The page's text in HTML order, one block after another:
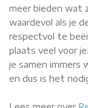
meer bieden wat
waardevol als je
respectvol te
plaats veel voor
je samen immers
en dus is het